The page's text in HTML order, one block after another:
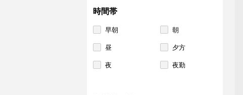
時間帯
早朝 朝
昼 夕方
夜 夜勤